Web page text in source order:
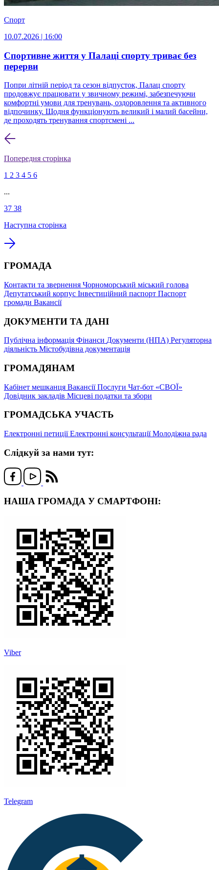
Спорт
10.07.2026 | 16:00
Спортивне життя у Палаці спорту триває без
перерви
Попри літній період та сезон відпусток, Палац спорту
продовжує працювати у звичному режимі, забезпечуючи
комфортні умови для тренувань, оздоровлення та активного
відпочинку. Щодня функціонують великий і малий басейни,
де проходять тренування спортсмені ...
Попередня сторінка
1 2 3 4 5 6
...
37 38
Наступна сторінка
ГРОМАДА
Контакти та звернення Чорноморський міський голова
Депутатський корпус Інвестиційний паспорт Паспорт
громади Вакансії
ДОКУМЕНТИ ТА ДАНІ
Публічна інформація Фінанси Документи (НПА) Регуляторна
діяльність Містобудівна документація
ГРОМАДЯНАМ
Кабінет мешканця ВакансіїПослуги Чат-бот «СВОЇ»
Довідник закладів Місцеві податки та збори
ГРОМАДСЬКА УЧАСТЬ
Електронні петиціїЕлектронні консультаціїМолодіжна рада
Слідкуй за нами тут:
НАША ГРОМАДА У СМАРТФОНІ:
Viber
Telegram